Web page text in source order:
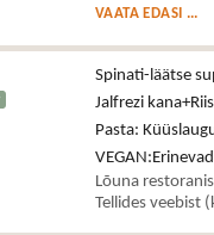
VAATA EDASI ...
Spinati-läätse
Jalfrezi
Pasta:
Lõuna
Tellides veebist